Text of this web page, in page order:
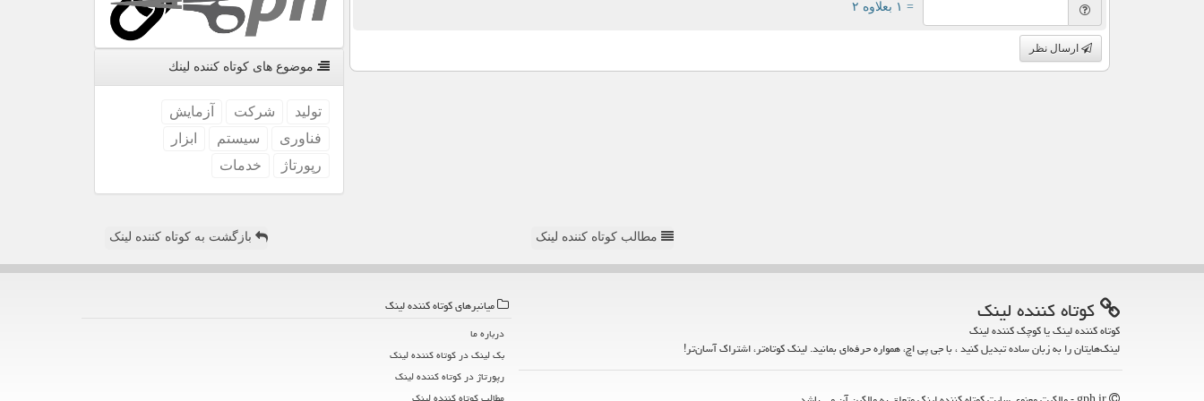
= ۱ بعلاوه ۲
ارسال نظر
موضوع های كوتاه كننده لینك
تولید شركت
آزمایش
فناوری
سیستم
ابزار
رپورتاژ
خدمات
مطالب کوتاه کننده لینک بازگشت به کوتاه کننده لینک
كوتاه كننده لینك
کوتاه کننده لینک یا کوچک کننده لینک
لینک‌هایتان را به زبان ساده تبدیل کنید ، با جی پی اچ، همواره حرفه‌ای بمانید. لینک کوتاه‌تر، اشتراک آسان‌تر!
میانبرهای كوتاه كننده لینك
درباره ما
بک لینک در كوتاه كننده لینك
رپورتاژ در كوتاه كننده لینك